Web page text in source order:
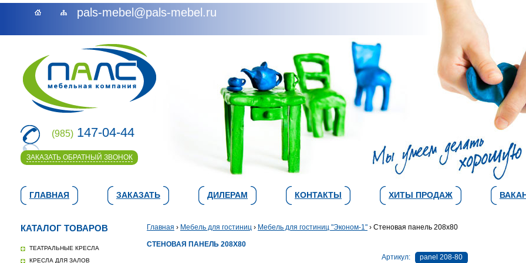
pals-mebel@pals-mebel.ru
(985) 147-04-44
ЗАКАЗАТЬ ОБРАТНЫЙ ЗВОНОК
ГЛАВНАЯ ЗАКАЗАТЬ ДИЛЕРАМ КОНТАКТЫ ХИТЫ ПРОДАЖ
КАТАЛОГ ТОВАРОВ
ТЕАТРАЛЬНЫЕ КРЕСЛА
КРЕСЛА ДЛЯ ЗАЛОВ
Главная › Мебель для гостиниц › Мебель для гостиниц "Эконом-1" › Стеновая панель 208х80
СТЕНОВАЯ ПАНЕЛЬ 208Х80
Артикул:
panel 208-80